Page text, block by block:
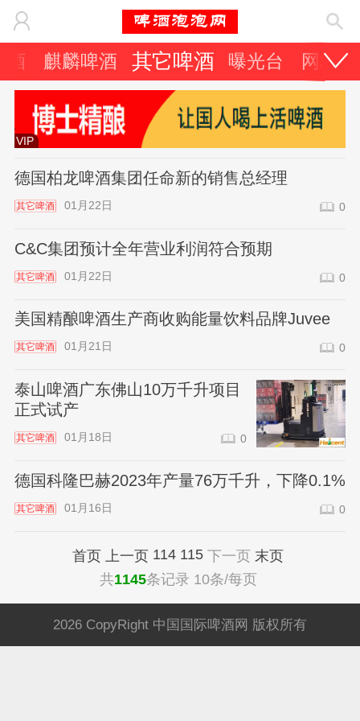
酒 麒麟啤酒 其它啤酒 曝光台 网友
VIP
德国柏龙啤酒集团任命新的销售总经理
其它啤酒 01月22日 0
C&C集团预计全年营业利润符合预期
其它啤酒 01月22日 0
美国精酿啤酒生产商收购能量饮料品牌Juvee
其它啤酒 01月21日 0
泰山啤酒广东佛山10万千升项目
正式试产
其它啤酒 01月18日 0
德国科隆巴赫2023年产量76万千升，下降0.1%
其它啤酒 01月16日 0
首页 上一页 114 115 下一页 末页
共1145条记录 10条/每页
2026 CopyRight 中国国际啤酒网 版权所有